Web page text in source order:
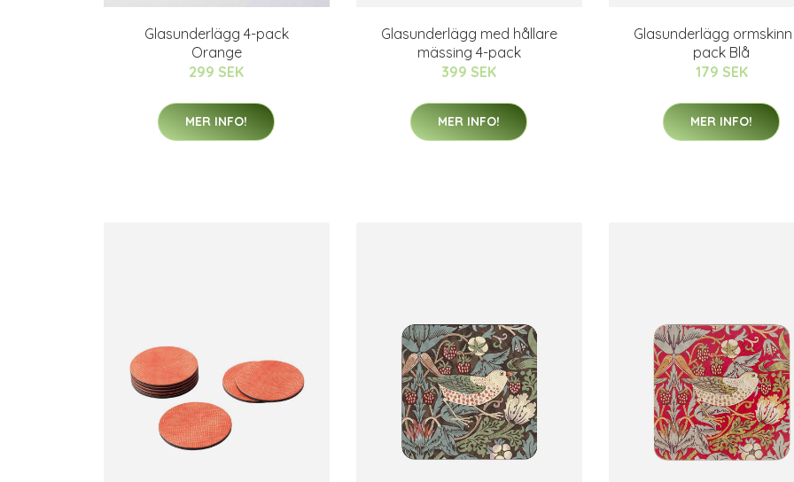
Glasunderlägg 4-pack
Orange
299 SEK
MER INFO!
Glasunderlägg med hållare
mässing 4-pack
399 SEK
MER INFO!
Glasunderlägg
pack Blå
179 SEK
MER INFO!